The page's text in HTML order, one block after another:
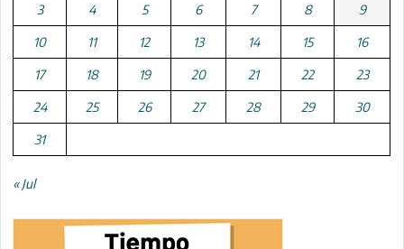
3 4 5 6 7 8 9
10 11 12 13 14 15 16
17 18 19 20 21 22 23
24 25 26 27 28 29 30
31
« Jul